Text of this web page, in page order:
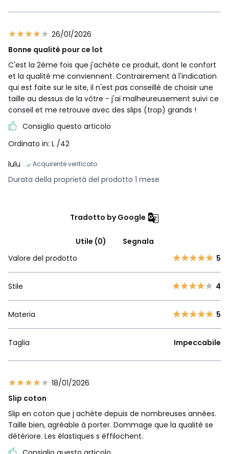
26/01/2026
Bonne qualité pour ce lot
C'est la 2ème fois que j'achète ce produit, dont le confort
et la qualité me conviennent. Contrairement à l'indication
qui est faite sur le site, il n'est pas conseillé de choisir une
taille au dessus de la vôtre - j'ai malheureusement suivi ce
conseil et me retrouve avec des slips (trop) grands !
Consiglio questo articolo
Ordinato in: L /42
lulu
Acquirente verificato
Durata della proprietà del prodotto 1 mese
Tradotto by Google
Utile (0)
Segnala
Valore del prodotto
5
Stile 4
Materia 5
Taglia Impeccabile
18/01/2026
Slip coton
Slip en coton que j achète depuis de nombreuses années.
Taille bien, agréable à porter. Dommage que la qualité se
détériore. Les élastiques s éffilochent.